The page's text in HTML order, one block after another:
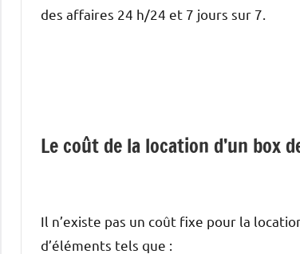
des affaires 24 h/24 et 7 jours sur 7.
Le coût de la location d’un box
Il n’existe pas un coût fixe pour la
d’éléments tels que :